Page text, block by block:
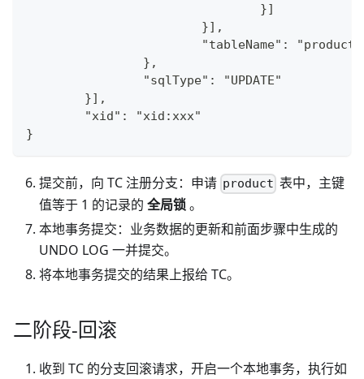
				}]
			}],
			"tableName": "product"
		},
		"sqlType": "UPDATE"
	}],
	"xid": "xid:xxx"
}
提交前，向 TC 注册分支：申请 product 表中，主键
值等于 1 的记录的 全局锁。
本地事务提交：业务数据的更新和前面步骤中生成的
UNDO LOG 一并提交。
将本地事务提交的结果上报给 TC。
二阶段-回滚
收到 TC 的分支回滚请求，开启一个本地事务，执行如